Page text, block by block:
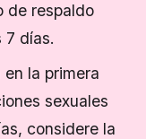
de respaldo
7 días.
la primera
sexuales
considere la